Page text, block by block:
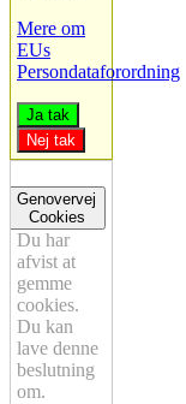
Mere om
EUs
Persondataforordning
Ja tak
Nej tak
Genovervej
Cookies
Du har
afvist at
gemme
cookies.
Du kan
lave denne
beslutning
om.